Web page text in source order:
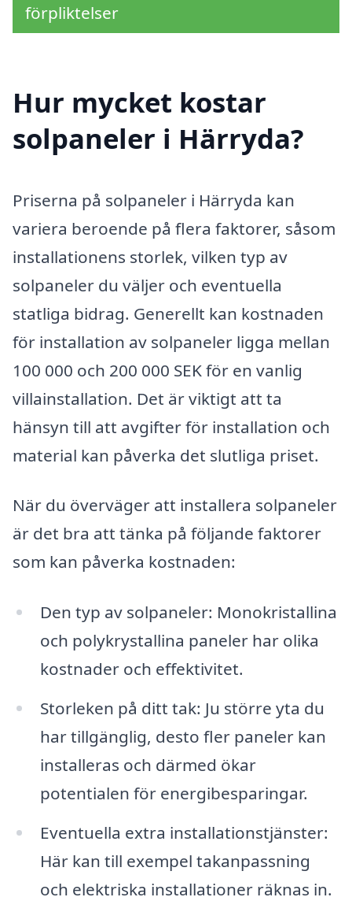
förpliktelser
Hur mycket kostar
solpaneler i Härryda?
Priserna på solpaneler i Härryda kan
variera beroende på flera faktorer, såsom
installationens storlek, vilken typ av
solpaneler du väljer och eventuella
statliga bidrag. Generellt kan kostnaden
för installation av solpaneler ligga mellan
100 000 och 200 000 SEK för en vanlig
villainstallation. Det är viktigt att ta
hänsyn till att avgifter för installation och
material kan påverka det slutliga priset.
När du överväger att installera solpaneler
är det bra att tänka på följande faktorer
som kan påverka kostnaden:
Den typ av solpaneler: Monokristallina
och polykrystallina paneler har olika
kostnader och effektivitet.
Storleken på ditt tak: Ju större yta du
har tillgänglig, desto fler paneler kan
installeras och därmed ökar
potentialen för energibesparingar.
Eventuella extra installationstjänster:
Här kan till exempel takanpassning
och elektriska installationer räknas in.